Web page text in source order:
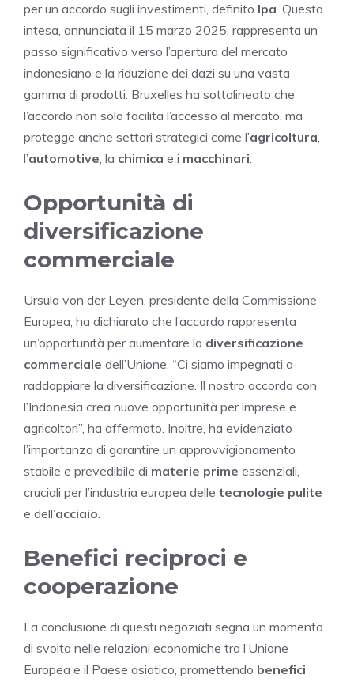
per un accordo sugli investimenti, definito Ipa. Questa
intesa, annunciata il 15 marzo 2025, rappresenta un
passo significativo verso l’apertura del mercato
indonesiano e la riduzione dei dazi su una vasta
gamma di prodotti. Bruxelles ha sottolineato che
l’accordo non solo facilita l’accesso al mercato, ma
protegge anche settori strategici come l’agricoltura,
l’automotive, la chimica e i macchinari.
Opportunità di
diversificazione
commerciale
Ursula von der Leyen, presidente della Commissione
Europea, ha dichiarato che l’accordo rappresenta
un’opportunità per aumentare la diversificazione
commerciale dell’Unione. “Ci siamo impegnati a
raddoppiare la diversificazione. Il nostro accordo con
l’Indonesia crea nuove opportunità per imprese e
agricoltori”, ha affermato. Inoltre, ha evidenziato
l’importanza di garantire un approvvigionamento
stabile e prevedibile di materie prime essenziali,
cruciali per l’industria europea delle tecnologie pulite
e dell’acciaio.
Benefici reciproci e
cooperazione
La conclusione di questi negoziati segna un momento
di svolta nelle relazioni economiche tra l’Unione
Europea e il Paese asiatico, promettendo benefici